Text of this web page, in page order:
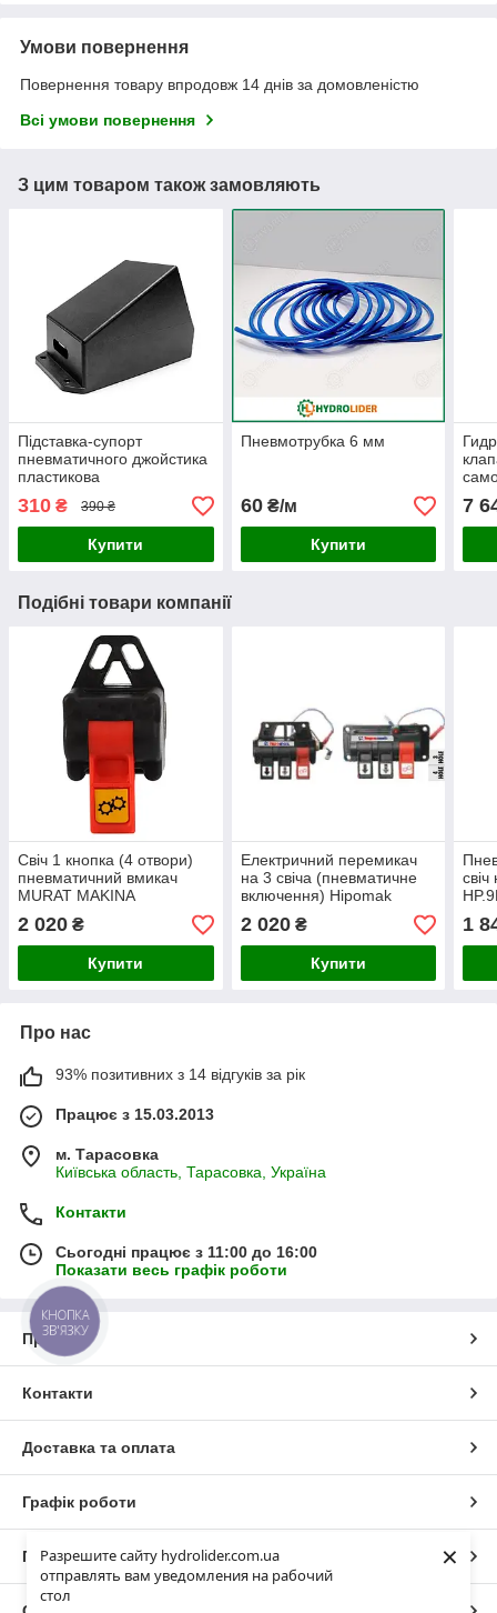
Разрешите сайту hydrolider.com.ua
отправлять вам уведомления на рабочий
стол
×
Умови повернення
Повернення товару впродовж 14 днів за домовленістю
Всі умови повернення
З цим товаром також замовляють
Підставка-супорт
пневматичного джойстика
пластикова
310 ₴ 390 ₴
Купити
Пневмотрубка 6 мм
60₴/м
Купити
7
Подібні товари компанії
Свіч 1 кнопка (4 отвори)
пневматичний вмикач
MURAT MAKINA
2 020 ₴
Купити
Електричний перемикач
на 3 свіча (пневматичне
включення) Hipomak
2 020₴
Купити
1
Про нас
93% позитивних з 14 відгуків за рік
Працює з 15.03.2013
м. Тарасовка
Київська область, Тарасовка, Україна
Контакти
Сьогодні працює з 11:00 до 16:00
Показати весь графік роботи
Про нас
Контакти
Доставка та оплата
Графік роботи
Повна версія сайту
КНОПКА
ЗВ'ЯЗКУ